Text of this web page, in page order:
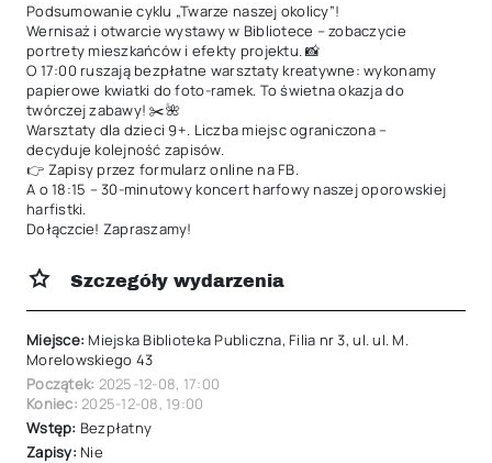
Podsumowanie cyklu „Twarze naszej okolicy”!
Wernisaż i otwarcie wystawy w Bibliotece – zobaczycie
portrety mieszkańców i efekty projektu. 📸
O 17:00 ruszają bezpłatne warsztaty kreatywne: wykonamy
papierowe kwiatki do foto-ramek. To świetna okazja do
twórczej zabawy! ✂️🌺
Warsztaty dla dzieci 9+. Liczba miejsc ograniczona –
decyduje kolejność zapisów.
👉 Zapisy przez formularz online na FB.
A o 18:15 – 30-minutowy koncert harfowy naszej oporowskiej
harfistki.
Dołączcie! Zapraszamy!
Szczegóły wydarzenia
Miejsce: Miejska Biblioteka Publiczna, Filia nr 3, ul. ul. M.
Morelowskiego 43
Początek: 2025-12-08, 17:00
Koniec:2025-12-08, 19:00
Wstęp: Bezpłatny
Zapisy: Nie